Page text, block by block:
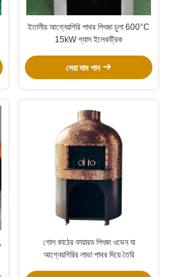
ইতালীয় আগ্নেয়গিরি পাথর পিৎজা চুলা 600°C
15kW গ্যাস ইলেকট্রিক
সেরা দাম পান
গোল কাঠের ফায়ারড পিৎজা ওভেন যা
আগ্নেয়গিরির লাভা পাথর দিয়ে তৈরি